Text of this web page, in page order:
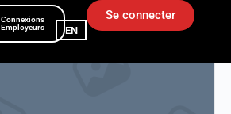
Connexions
Employeurs
EN
Se connecter